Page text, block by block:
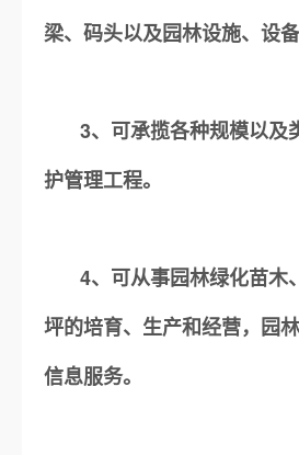
梁、码头以及园林设施、设
3、可承揽各种规模以及
护管理工程。
4、可从事园林绿化苗木
坪的培育、生产和经营，园
信息服务。